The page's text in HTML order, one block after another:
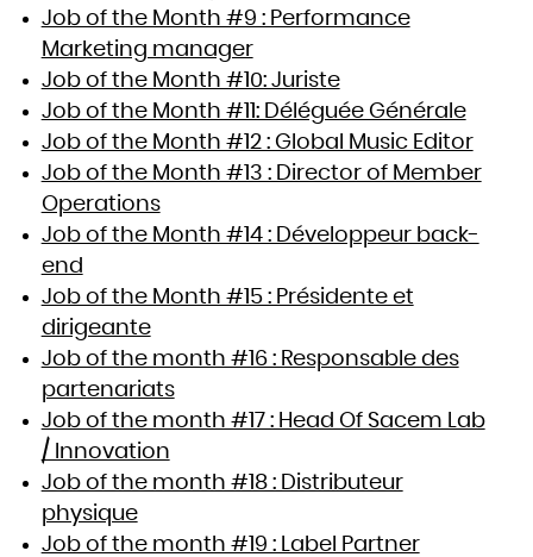
Job of the Month #9 : Performance
Marketing manager
Job of the Month #10: Juriste
Job of the Month #11: Déléguée Générale
Job of the Month #12 : Global Music Editor
Job of the Month #13 : Director of Member
Operations
Job of the Month #14 : Développeur back-
end
Job of the Month #15 : Présidente et
dirigeante
Job of the month #16 : Responsable des
partenariats
Job of the month #17 : Head Of Sacem Lab
/ Innovation
Job of the month #18 : Distributeur
physique
Job of the month #19 : Label Partner